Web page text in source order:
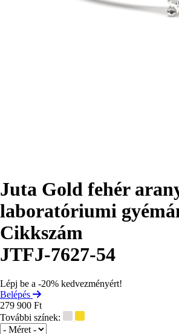
Juta Gold fehér
laboratóriumi
Cikkszám
JTFJ-7627-54
Lépj be a -20% kedvezményért!
Belépés
279 900 Ft
További színek:
Méret